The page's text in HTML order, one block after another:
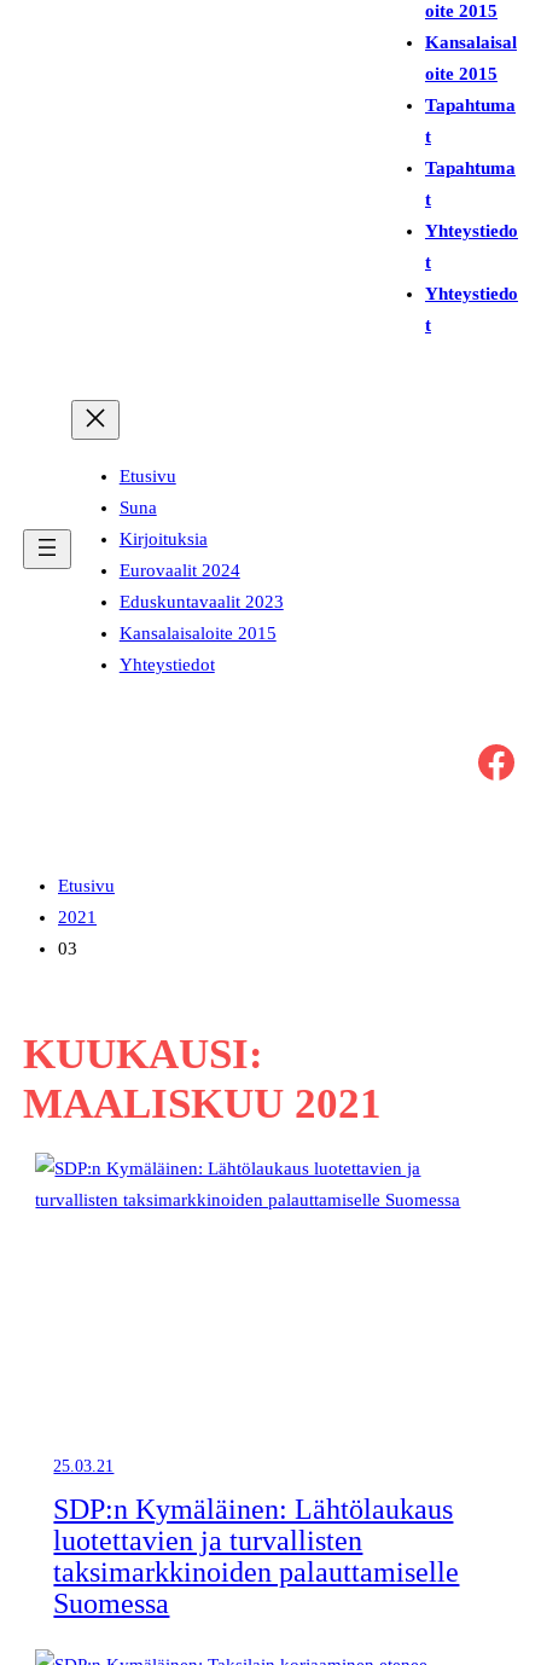
oite 2015
Kansalaisal
oite 2015
Tapahtuma
t
Tapahtuma
t
Yhteystiedo
t
Yhteystiedo
t
Etusivu
Suna
Kirjoituksia
Eurovaalit 2024
Eduskuntavaalit 2023
Kansalaisaloite 2015
Yhteystiedot
Facebook
Etusivu
2021
03
KUUKAUSI:
MAALISKUU 2021
25.03.21
SDP:n Kymäläinen: Lähtölaukaus
luotettavien ja turvallisten
taksimarkkinoiden palauttamiselle
Suomessa